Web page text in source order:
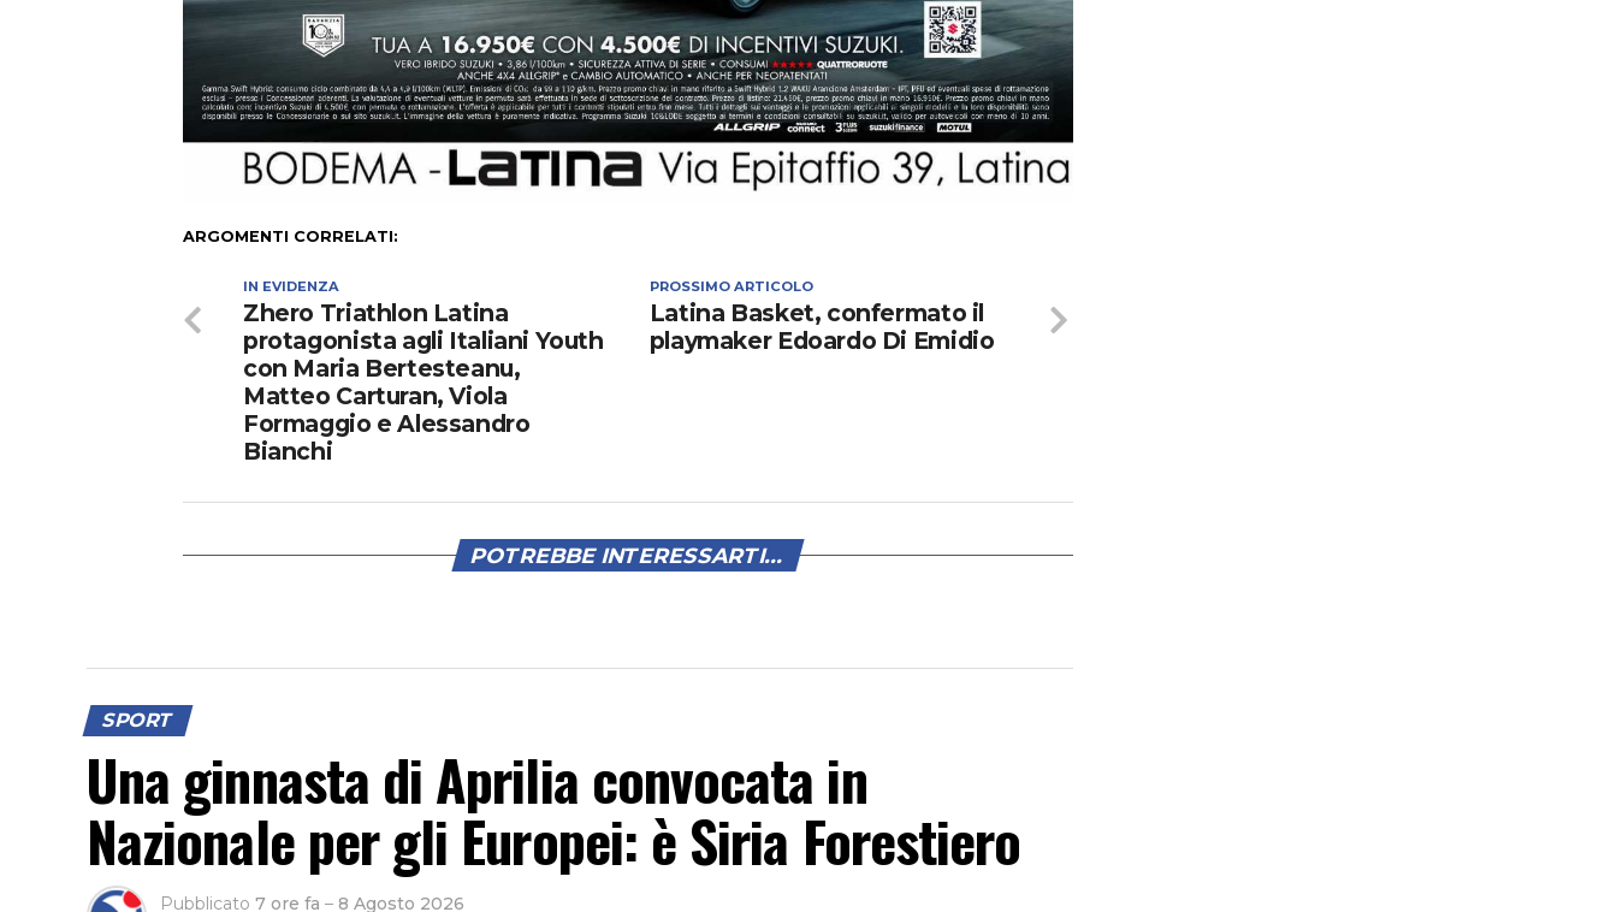
ARGOMENTI CORRELATI:
PROSSIMO ARTICOLO
Latina Basket, confermato il
playmaker Edoardo Di Emidio
IN EVIDENZA
Zhero Triathlon Latina
protagonista agli Italiani Youth
con Maria Bertesteanu,
Matteo Carturan, Viola
Formaggio e Alessandro
Bianchi
POTREBBE INTERESSARTI...
SPORT
Una ginnasta di Aprilia convocata in
Nazionale per gli Europei: è Siria Forestiero
Pubblicato 7 ore fa – 8 Agosto 2026